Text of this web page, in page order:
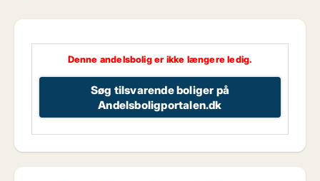
Denne andelsbolig er ikke længere ledig.
Søg tilsvarende boliger på
Andelsboligportalen.dk